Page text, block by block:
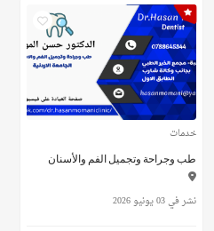
خدمات
طب وجراحة وتجميل الفم والأسنان
نشر في 03 يونيو 2026